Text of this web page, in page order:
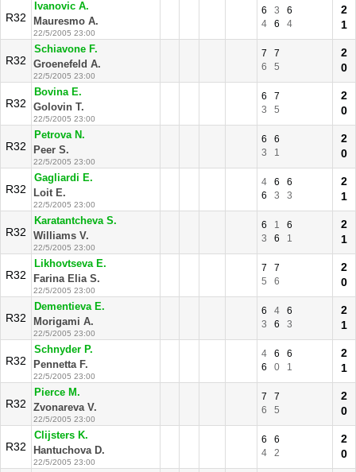
R32
Ivanovic A.
Mauresmo A.
22/5/2005 23:00
6 3
6
4
6 4
2
1
R32
Schiavone F.
Groenefeld A.
22/5/2005 23:00
7
7
6
5
2
0
R32
Bovina E.
Golovin T.
22/5/2005 23:00
6
7
3
5
2
0
R32
Petrova N.
Peer S.
22/5/2005 23:00
6
6
3
1
2
0
R32
Gagliardi E.
Loit E.
22/5/2005 23:00
4 6
6
6
3 3
2
1
R32
Karatantcheva S.
Williams V.
22/5/2005 23:00
6 1
6
3
6 1
2
1
R32
Likhovtseva E.
Farina Elia S.
22/5/2005 23:00
7
7
5
6
2
0
R32
Dementieva E.
Morigami A.
22/5/2005 23:00
6 4
6
3
6 3
2
1
R32
Schnyder P.
Pennetta F.
22/5/2005 23:00
4 6
6
6
0 1
2
1
R32
Pierce M.
Zvonareva V.
22/5/2005 23:00
7
7
6
5
2
0
R32
Clijsters K.
Hantuchova D.
22/5/2005 23:00
6
6
4
2
2
0